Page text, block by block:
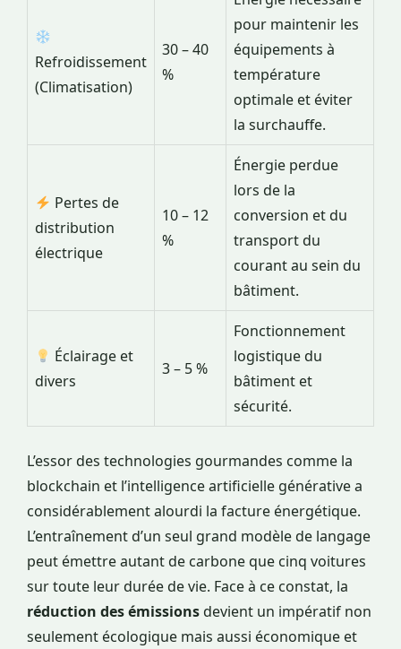
Refroidissement
(Climatisation)
30 – 40
%
pour maintenir les
équipements à
température
optimale et éviter
la surchauffe.
Pertes de
distribution
électrique
10 – 12
%
Énergie perdue
lors de la
conversion et du
transport du
courant au sein du
bâtiment.
Éclairage et
divers
3 – 5 %
Fonctionnement
logistique du
bâtiment et
sécurité.
L’essor des technologies gourmandes comme la
blockchain et l’intelligence artificielle générative a
considérablement alourdi la facture énergétique.
L’entraînement d’un seul grand modèle de langage
peut émettre autant de carbone que cinq voitures
sur toute leur durée de vie. Face à ce constat, la
réduction des émissionsdevient un impératif non
seulement écologique mais aussi économique et